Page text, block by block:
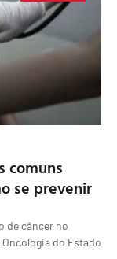
comuns
se prevenir
de câncer no
do Estado